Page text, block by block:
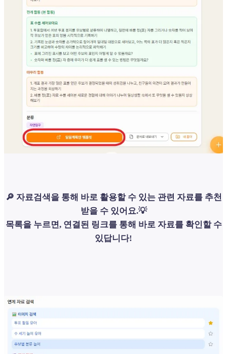
🔎 자료검색을 통해 바로 활용할 수 있는 관련 자료를 추천
받을 수 있어요.💡
목록을 누르면, 연결된 링크를 통해 바로 자료를 확인할 수
있답니다!